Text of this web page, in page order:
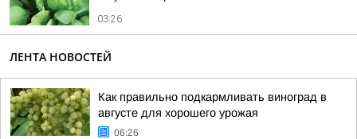
03:26
ЛЕНТА НОВОСТЕЙ
Как правильно подкармливать виноград в
августе для хорошего урожая
06:26